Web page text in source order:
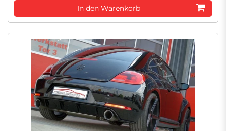
In den Warenkorb